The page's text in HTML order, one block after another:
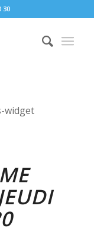
30
widget